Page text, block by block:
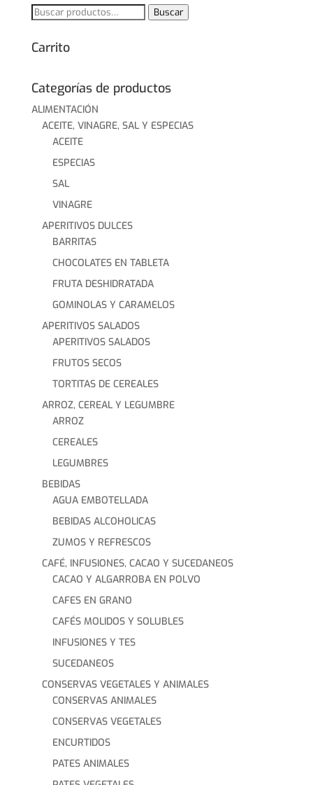
Buscar
Buscar
Carrito
Categorías de productos
ALIMENTACIÓN
ACEITE, VINAGRE, SAL Y ESPECIAS
ACEITE
ESPECIAS
SAL
VINAGRE
APERITIVOS DULCES
BARRITAS
CHOCOLATES EN TABLETA
FRUTA DESHIDRATADA
GOMINOLAS Y CARAMELOS
APERITIVOS SALADOS
APERITIVOS SALADOS
FRUTOS SECOS
TORTITAS DE CEREALES
ARROZ, CEREAL Y LEGUMBRE
ARROZ
CEREALES
LEGUMBRES
BEBIDAS
AGUA EMBOTELLADA
BEBIDAS ALCOHOLICAS
ZUMOS Y REFRESCOS
CAFÉ, INFUSIONES, CACAO Y SUCEDANEOS
CACAO Y ALGARROBA EN POLVO
CAFES EN GRANO
CAFÉS MOLIDOS Y SOLUBLES
INFUSIONES Y TES
SUCEDANEOS
CONSERVAS VEGETALES Y ANIMALES
CONSERVAS ANIMALES
CONSERVAS VEGETALES
ENCURTIDOS
PATES ANIMALES